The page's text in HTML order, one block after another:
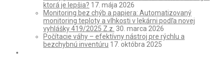
ktorá je lepšia? 17. mája 2026
Monitoring bez chýb a papiera: Automatizovaný
monitoring teploty a vlhkosti v lekárni podľa novej
vyhlášky 419/2025 Z.z. 30. marca 2026
Počítacie váhy – efektívny nástroj pre rýchlu a
bezchybnú inventúru 17. októbra 2025